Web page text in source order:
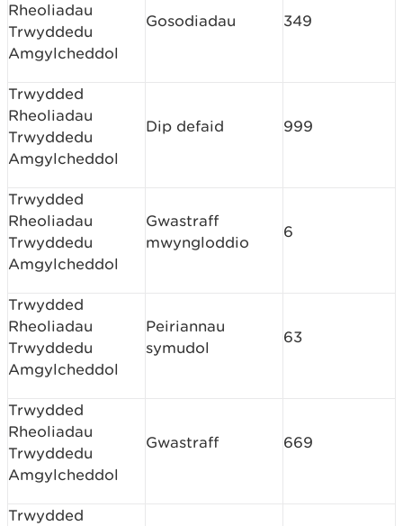
Rheoliadau
Trwyddedu
Amgylcheddol
Gosodiadau 349
Trwydded
Rheoliadau
Trwyddedu
Amgylcheddol
Dip defaid 999
Trwydded
Rheoliadau
Trwyddedu
Amgylcheddol
Gwastraff
mwyngloddio
6
Trwydded
Rheoliadau
Trwyddedu
Amgylcheddol
Peiriannau
symudol
63
Trwydded
Rheoliadau
Trwyddedu
Amgylcheddol
Gwastraff 669
Trwydded